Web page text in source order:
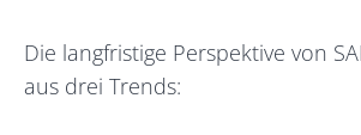
Die langfristige Perspektive von
aus drei Trends: